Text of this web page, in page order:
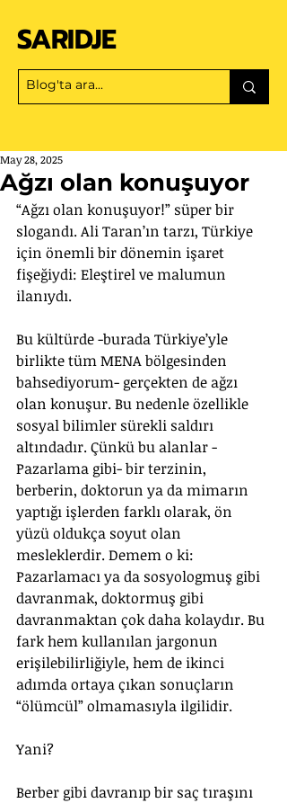
SARIDJE
Ağzı olan konuşuyor
May 28, 2025
“Ağzı olan konuşuyor!” süper bir
slogandı. Ali Taran’ın tarzı, Türkiye
için önemli bir dönemin işaret
fişeğiydi: Eleştirel ve malumun
ilanıydı.
Bu kültürde -burada Türkiye’yle
birlikte tüm MENA bölgesinden
bahsediyorum- gerçekten de ağzı
olan konuşur. Bu nedenle özellikle
sosyal bilimler sürekli saldırı
altındadır. Çünkü bu alanlar -
Pazarlama gibi- bir terzinin,
berberin, doktorun ya da mimarın
yaptığı işlerden farklı olarak, ön
yüzü oldukça soyut olan
mesleklerdir. Demem o ki:
Pazarlamacı ya da sosyologmuş gibi
davranmak, doktormuş gibi
davranmaktan çok daha kolaydır. Bu
fark hem kullanılan jargonun
erişilebilirliğiyle, hem de ikinci
adımda ortaya çıkan sonuçların
“ölümcül” olmamasıyla ilgilidir.
Yani?
Berber gibi davranıp bir saç tıraşını